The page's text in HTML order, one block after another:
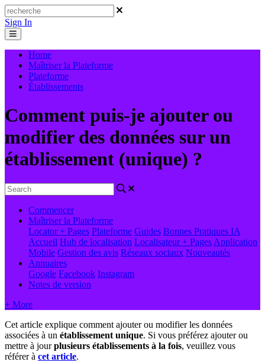
Sign In
Home
Maîtriser la Plateforme
Plateforme
Établissements
Comment puis-je ajouter ou
modifier des données sur un
établissement (unique) ?
Commencer
Maîtriser la Plateforme
Locator + Pages Plateforme Guides Bonnes Pratiques IA
Accueil Hub de localisation Localisateur + Pages Application
Mobile Gestion des avis Réseaux sociaux Nouveautés
Annuaires
Google Facebook Instagram
Notes de version
+ More
Cet article explique comment ajouter ou modifier les données
associées à un établissement unique. Si vous préférez ajouter ou
mettre à jourplusieurs établissements à la fois, veuillez vous
référer à cet article‍.